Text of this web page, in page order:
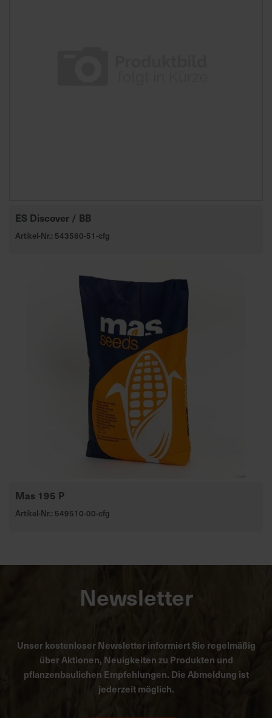
ES Discover / BB
Artikel-Nr.: 543560-51-cfg
Mas 195 P
Artikel-Nr.: 549510-00-cfg
Newsletter
Unser kostenloser Newsletter informiert Sie regelmäßig
über Aktionen, Neuigkeiten zu Produkten und
pflanzenbaulichen Empfehlungen. Die Abmeldung ist
jederzeit möglich.